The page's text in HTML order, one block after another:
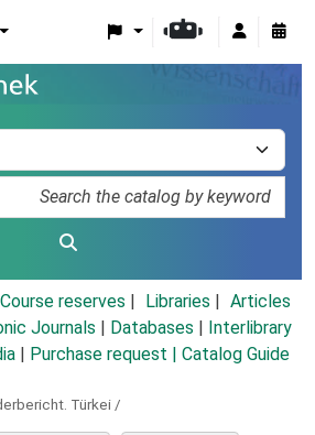
Course reserves Libraries
Articles
Journals Databases
Interlibrary
Purchase request | Catalog Guide
Türkei /